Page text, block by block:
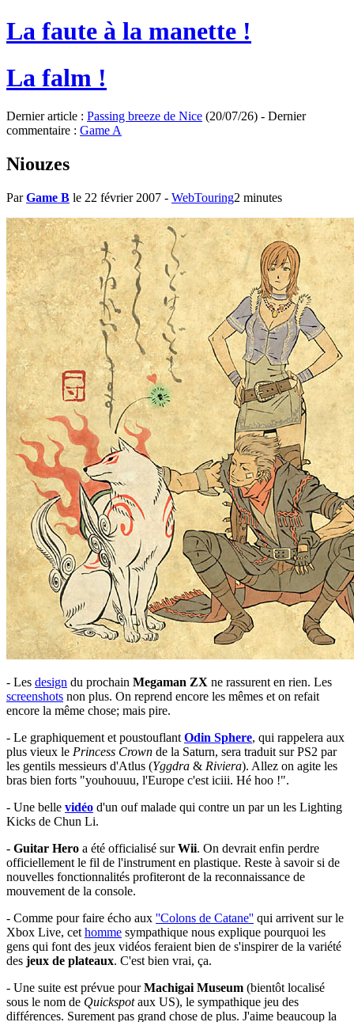
La faute à la manette !
La falm !
Dernier article : Passing breeze de Nice (20/07/26) - Dernier
commentaire : Game A
Niouzes
ParGame B le 22 février 2007 - WebTouring2 minutes
- Les design du prochain Megaman ZX ne rassurent en rien. Les
screenshots non plus. On reprend encore les mêmes et on refait
encore la même chose; mais pire.
- Le graphiquement et poustouflant Odin Sphere, qui rappelera aux
plus vieux le Princess Crown de la Saturn, sera traduit sur PS2 par
les gentils messieurs d'Atlus (Yggdra & Riviera). Allez on agite les
bras bien forts "youhouuu, l'Europe c'est iciii. Hé hoo !".
- Une belle vidéo d'un ouf malade qui contre un par un les Lighting
Kicks de Chun Li.
- Guitar Hero a été officialisé surWii. On devrait enfin perdre
officiellement le fil de l'instrument en plastique. Reste à savoir si de
nouvelles fonctionnalités profiteront de la reconnaissance de
mouvement de la console.
- Comme pour faire écho aux ''Colons de Catane'' qui arrivent sur le
Xbox Live, cet homme sympathique nous explique pourquoi les
gens qui font des jeux vidéos feraient bien de s'inspirer de la variété
des jeux de plateaux. C'est bien vrai, ça.
- Une suite est prévue pourMachigai Museum (bientôt localisé
sous le nom de Quickspotaux US), le sympathique jeu des
différences. Surement pas grand chose de plus. J'aime beaucoup la